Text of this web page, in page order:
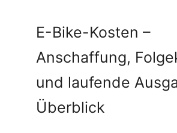
E-Bike-Kosten –
Anschaffung,
und laufende
Überblick